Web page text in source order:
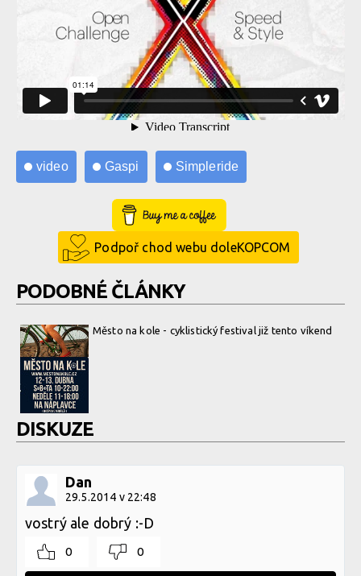
video Gaspi Simpleride
Buy Me a Coffee
Podpoř chod webu doleKOPCOM
PODOBNÉ ČLÁNKY
Město na kole - cyklistický festival již tento víkend
DISKUZE
Dan
29.5.2014 v 22:48
vostrý ale dobrý :-D
0 0